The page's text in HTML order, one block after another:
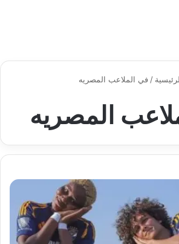
/في الملاعب المصريه
المصريه